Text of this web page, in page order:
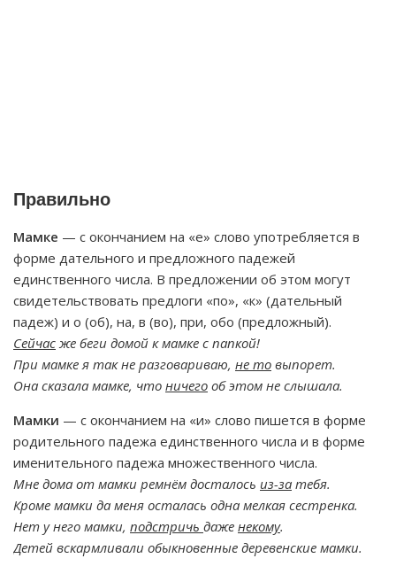
Правильно
Мамке — с окончанием на «е» слово употребляется в
форме дательного и предложного падежей
единственного числа. В предложении об этом могут
свидетельствовать предлоги «по», «к» (дательный
падеж) и о (об), на, в (во), при, обо (предложный).
Сейчасже беги домой к мамке с папкой!
При мамке я так не разговариваю, не то выпорет.
Она сказала мамке, что ничего об этом не слышала.
Мамки — с окончанием на «и» слово пишется в форме
родительного падежа единственного числа и в форме
именительного падежа множественного числа.
Мне дома от мамки ремнём досталось из-за тебя.
Кроме мамки да меня осталась одна мелкая сестренка.
Нет у него мамки, подстричь даже некому.
Детей вскармливали обыкновенные деревенские мамки.